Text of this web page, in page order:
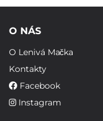
O NÁS
O Lenivá Mačka
Kontakty
Facebook
Instagram